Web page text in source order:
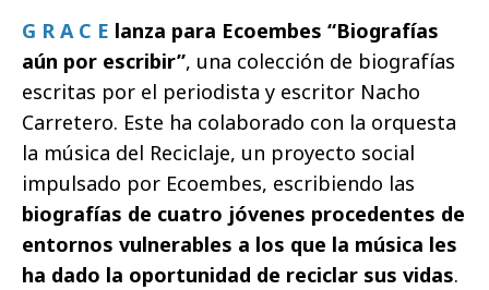
G R A C E lanza para Ecoembes “Biografías
aún por escribir”, una colección de biografías
escritas por el periodista y escritor Nacho
Carretero. Este ha colaborado con la orquesta
la música del Reciclaje, un proyecto social
impulsado por Ecoembes, escribiendo las
biografías de cuatro jóvenes procedentes de
entornos vulnerables a los que la música les
ha dado la oportunidad de reciclar sus vidas.